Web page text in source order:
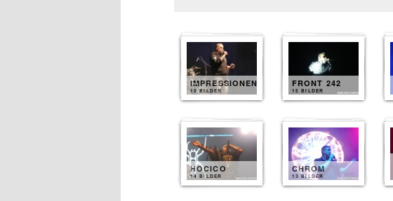
IMPRESSIONEN
10 BILDER
FRONT 242
15 BILDER
HOCICO
14 BILDER
CHROM
13 BILDER